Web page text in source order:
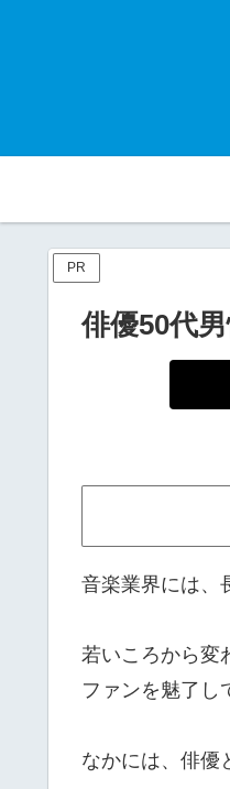
PR
俳優50代
音楽業界には、
若いころから変
ファンを魅了し
なかには、俳優